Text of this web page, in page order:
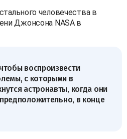
человечества в
Джонсона NASA в
воспроизвести
с которыми в
астронавты, когда они
в конце